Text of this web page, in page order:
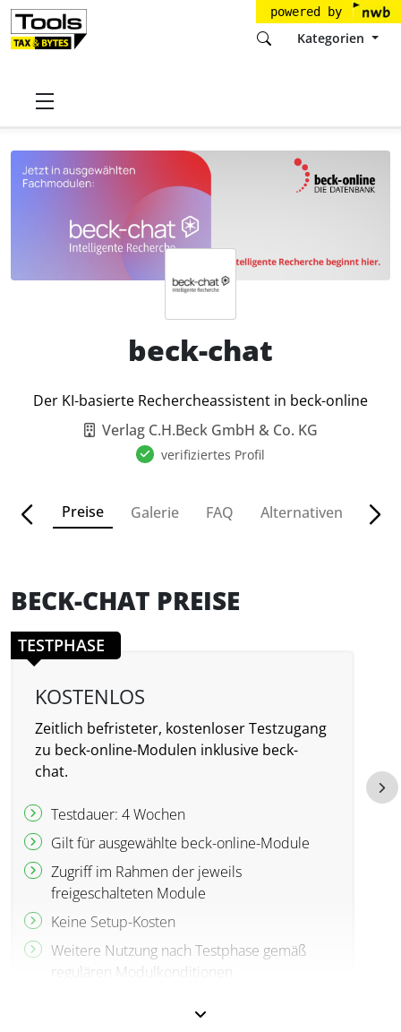
powered by
Kategorien
Startseite
beck-chat
Der KI-basierte Rechercheassistent in beck-online
Verlag C.H.Beck GmbH & Co. KG
verifiziertes Profil
Preise Galerie FAQ Alternativen
BECK-CHAT PREISE
TESTPHASE
KOSTENLOS
Zeitlich befristeter, kostenloser Testzugang
zu beck-online-Modulen inklusive beck-
chat.
Testdauer: 4 Wochen
Gilt für ausgewählte beck-online-Module
Zugriff im Rahmen der jeweils
freigeschalteten Module
Keine Setup-Kosten
Weitere Nutzung nach Testphase gemäß
regulären Modulkonditionen